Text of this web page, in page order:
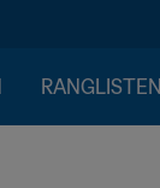
RANGLISTEN